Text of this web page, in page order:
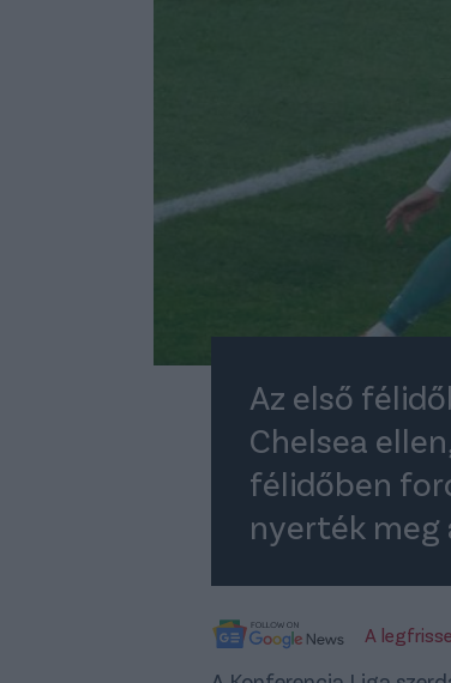
Az első
Chelsea
félidőben
nyerték meg
A